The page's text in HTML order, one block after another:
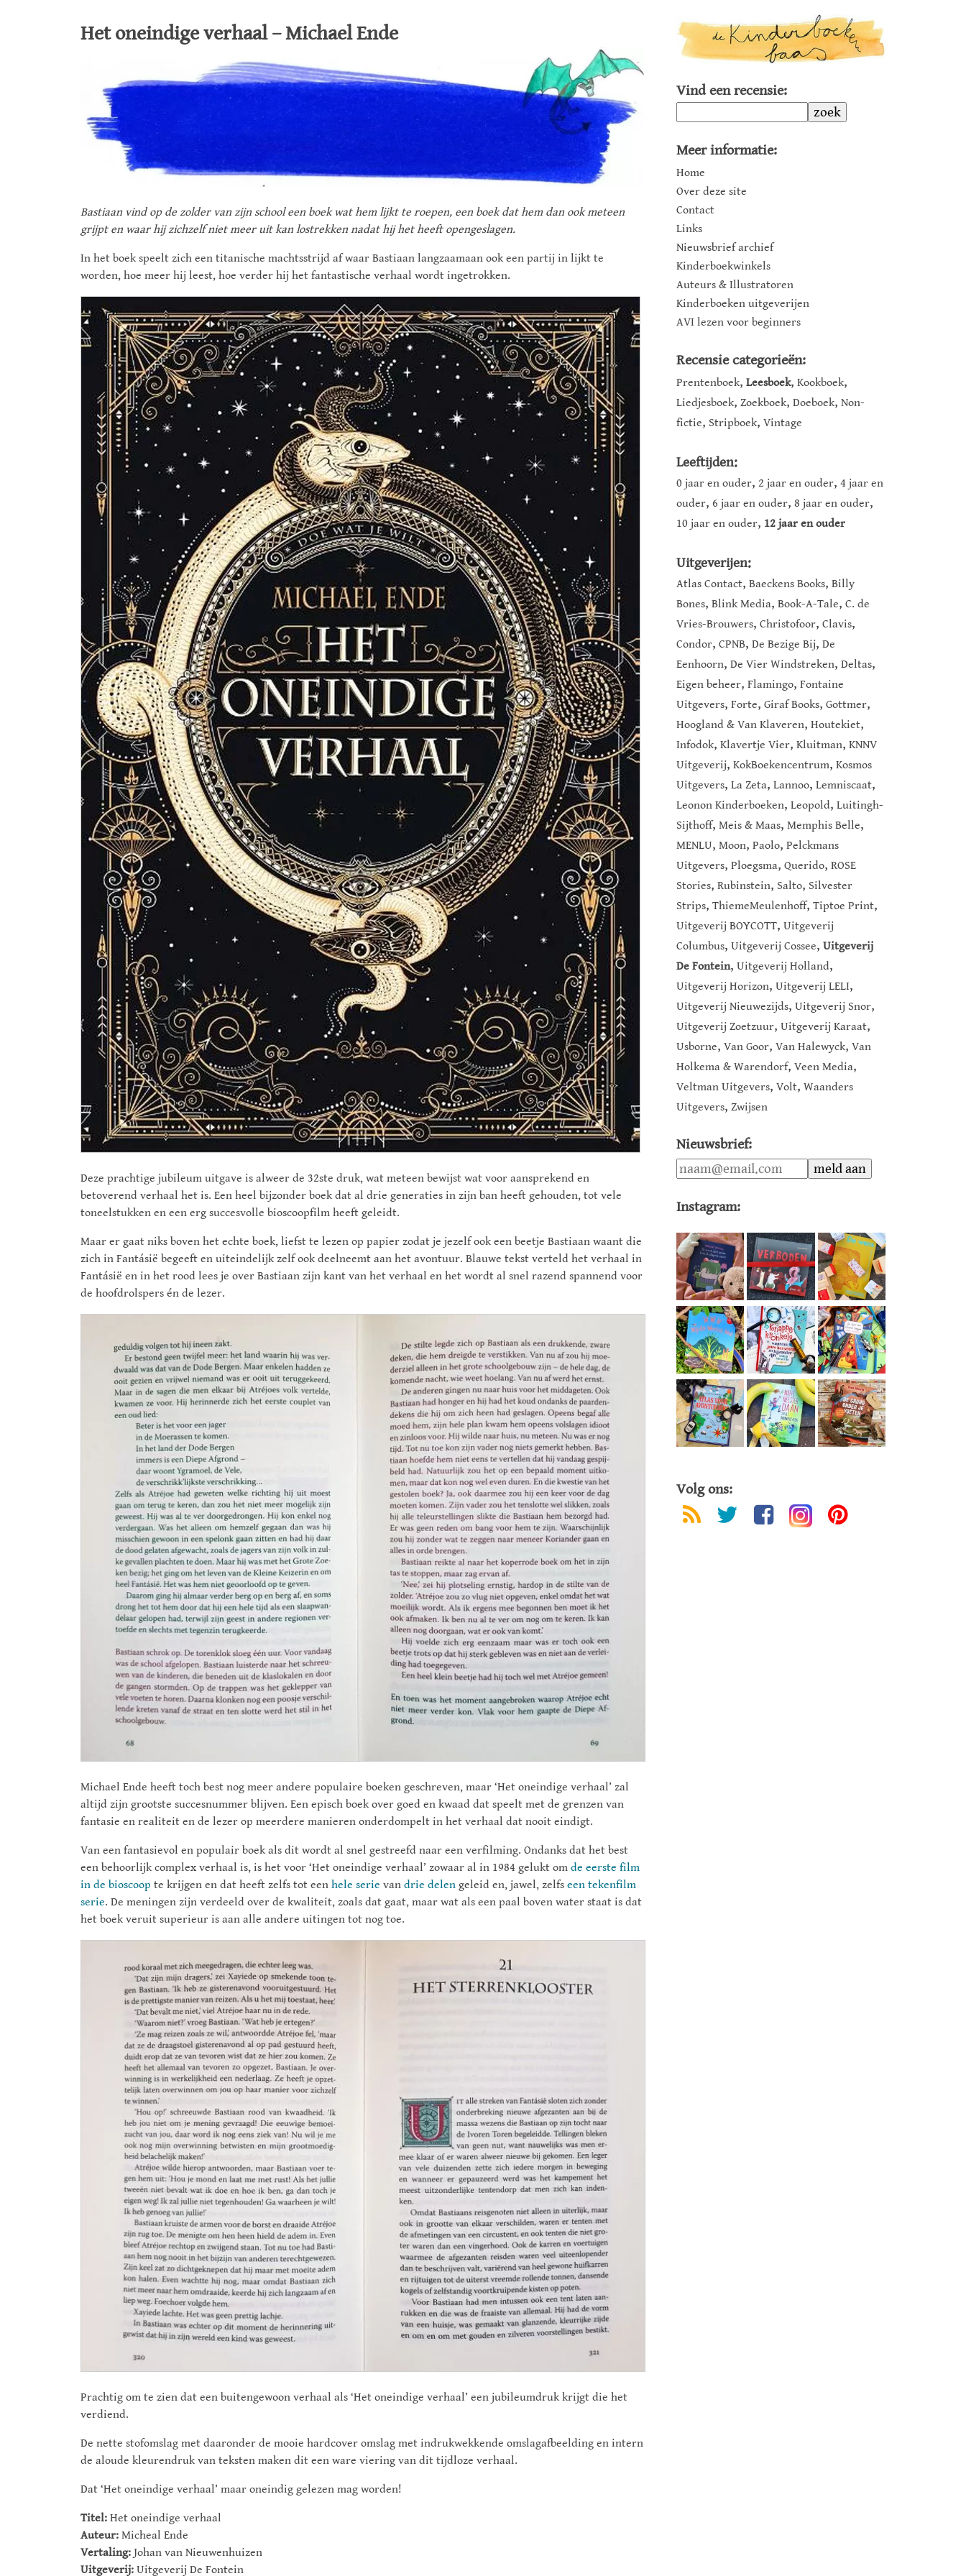
Het oneindige verhaal – Michael Ende
Bastiaan vind op de zolder van zijn school een boek wat hem lijkt te roepen, een boek dat hem dan ook meteen
grijpt en waar hij zichzelf niet meer uit kan lostrekken nadat hij het heeft opengeslagen.
In het boek speelt zich een titanische machtsstrijd af waar Bastiaan langzaamaan ook een partij in lijkt te
worden, hoe meer hij leest, hoe verder hij het fantastische verhaal wordt ingetrokken.
Deze prachtige jubileum uitgave is alweer de 32ste druk, wat meteen bewijst wat voor aansprekend en
betoverend verhaal het is. Een heel bijzonder boek dat al drie generaties in zijn ban heeft gehouden, tot vele
toneelstukken en een erg succesvolle bioscoopfilm heeft geleidt.
Maar er gaat niks boven het echte boek, liefst te lezen op papier zodat je jezelf ook een beetje Bastiaan waant die
zich in Fantásië begeeft en uiteindelijk zelf ook deelneemt aan het avontuur. Blauwe tekst verteld het verhaal in
Fantásië en in het rood lees je over Bastiaan zijn kant van het verhaal en het wordt al snel razend spannend voor
de hoofdrolspers én de lezer.
Michael Ende heeft toch best nog meer andere populaire boeken geschreven, maar ‘Het oneindige verhaal’ zal
altijd zijn grootste succesnummer blijven. Een episch boek over goed en kwaad dat speelt met de grenzen van
fantasie en realiteit en de lezer op meerdere manieren onderdompelt in het verhaal dat nooit eindigt.
Van een fantasievol en populair boek als dit wordt al snel gestreefd naar een verfilming. Ondanks dat het best
een behoorlijk complex verhaal is, is het voor ‘Het oneindige verhaal’ zowaar al in 1984 gelukt om de eerste film
in de bioscoop te krijgen en dat heeft zelfs tot een hele serie van drie delen geleid en, jawel, zelfs een tekenfilm
serie. De meningen zijn verdeeld over de kwaliteit, zoals dat gaat, maar wat als een paal boven water staat is dat
het boek veruit superieur is aan alle andere uitingen tot nog toe.
Prachtig om te zien dat een buitengewoon verhaal als ‘Het oneindige verhaal’ een jubileumdruk krijgt die het
verdiend.
De nette stofomslag met daaronder de mooie hardcover omslag met indrukwekkende omslagafbeelding en intern
de aloude kleurendruk van teksten maken dit een ware viering van dit tijdloze verhaal.
Dat ‘Het oneindige verhaal’ maar oneindig gelezen mag worden!
Titel: Het oneindige verhaal
Auteur: Micheal Ende
Vertaling: Johan van Nieuwenhuizen
Uitgeverij: Uitgeverij De Fontein
Vind een recensie:
zoek
Meer informatie:
Home
Over deze site
Contact
Links
Nieuwsbrief archief
Kinderboekwinkels
Auteurs & Illustratoren
Kinderboeken uitgeverijen
AVI lezen voor beginners
Recensie categorieën:
Prentenboek, Leesboek, Kookboek,
Liedjesboek, Zoekboek, Doeboek, Non-
fictie, Stripboek, Vintage
Leeftijden:
0 jaar en ouder, 2 jaar en ouder, 4 jaar en
ouder, 6 jaar en ouder, 8 jaar en ouder,
10 jaar en ouder, 12 jaar en ouder
Uitgeverijen:
Atlas Contact, Baeckens Books, Billy
Bones, Blink Media, Book-A-Tale, C. de
Vries-Brouwers, Christofoor, Clavis,
Condor, CPNB, De Bezige Bij, De
Eenhoorn, De Vier Windstreken, Deltas,
Eigen beheer, Flamingo, Fontaine
Uitgevers, Forte, Giraf Books, Gottmer,
Hoogland & Van Klaveren, Houtekiet,
Infodok, Klavertje Vier, Kluitman, KNNV
Uitgeverij, KokBoekencentrum, Kosmos
Uitgevers, La Zeta, Lannoo, Lemniscaat,
Leonon Kinderboeken, Leopold, Luitingh-
Sijthoff, Meis & Maas, Memphis Belle,
MENLU, Moon, Paolo, Pelckmans
Uitgevers, Ploegsma, Querido, ROSE
Stories, Rubinstein, Salto, Silvester
Strips, ThiemeMeulenhoff, Tiptoe Print,
Uitgeverij BOYCOTT, Uitgeverij
Columbus, Uitgeverij Cossee, Uitgeverij
De Fontein, Uitgeverij Holland,
Uitgeverij Horizon, Uitgeverij LELI,
Uitgeverij Nieuwezijds, Uitgeverij Snor,
Uitgeverij Zoetzuur, Uitgeverij Karaat,
Usborne, Van Goor, Van Halewyck, Van
Holkema & Warendorf, Veen Media,
Veltman Uitgevers, Volt, Waanders
Uitgevers, Zwijsen
Nieuwsbrief:
Instagram:
Volg ons: